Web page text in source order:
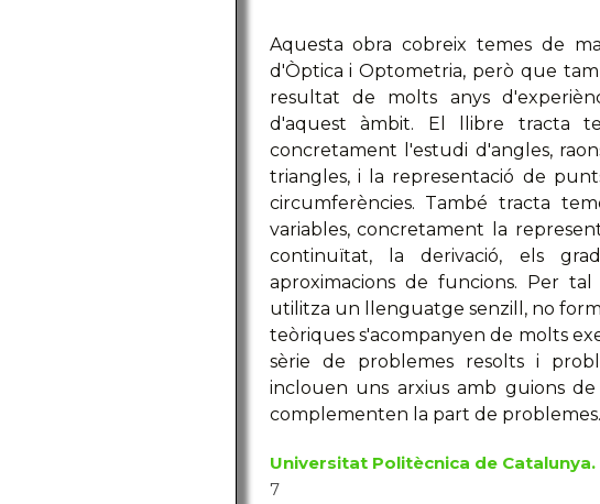
Aquesta obra cobreix temes de
d'Òptica i Optometria, però que
resultat de molts anys
d'aquest àmbit. El llibre tracta
concretament l'estudi d'angles,
triangles, i la representació de
circumferències. També tracta
variables, concretament la
continuïtat, la derivació, els
aproximacions de funcions. Per
utilitza un llenguatge senzill, no
teòriques s'acompanyen de molts
sèrie de problemes resolts i
inclouen uns arxius amb guions
complementen la part de problemes.
Universitat Politècnica de
7